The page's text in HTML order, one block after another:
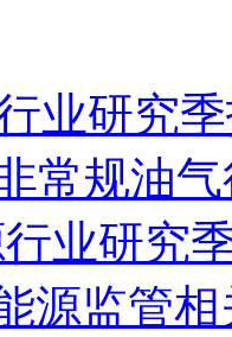
业研究
常规油
行业研
源监管